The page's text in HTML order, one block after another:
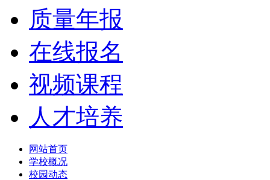
质量年报
在线报名
视频课程
人才培养
网站首页
学校概况
校园动态